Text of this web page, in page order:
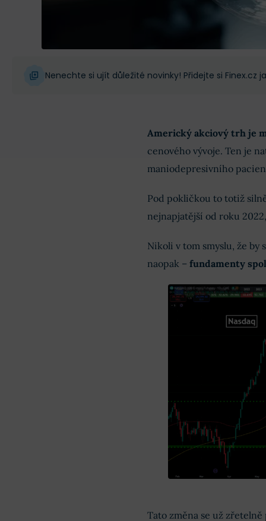
Nenechte si ujít důležité novinky! Přidejte si Finex.cz
Americký akciový trh je
cenového vývoje. Ten je
maniodepresivního
Pod pokličkou to totiž
nejnapjatější od roku
Nikoli v tom smyslu, že by
naopak – fundamenty
Tato změna se už